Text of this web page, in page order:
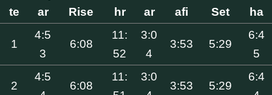
te
ar
Rise
hr
ar
afi
Set
ha
1
4:5
3
6:08
11:
52
3:0
4
3:53 5:29
6:4
5
2
4:5
6:08
11:
3:0
3:53 5:29
6:4